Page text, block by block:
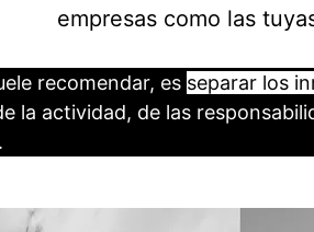
empresas como las
recomendar, es separar los
la actividad, de las